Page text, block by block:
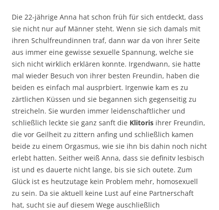
Die 22-jährige Anna hat schon früh für sich entdeckt, dass
sie nicht nur auf Männer steht. Wenn sie sich damals mit
ihren Schulfreundinnen traf, dann war da von ihrer Seite
aus immer eine gewisse sexuelle Spannung, welche sie
sich nicht wirklich erklären konnte. Irgendwann, sie hatte
mal wieder Besuch von ihrer besten Freundin, haben die
beiden es einfach mal ausprbiert. Irgenwie kam es zu
zärtlichen Küssen und sie begannen sich gegenseitig zu
streicheln. Sie wurden immer leidenschaftlicher und
schließlich leckte sie ganz sanft die Klitoris ihrer Freundin,
die vor Geilheit zu zittern anfing und schließlich kamen
beide zu einem Orgasmus, wie sie ihn bis dahin noch nicht
erlebt hatten. Seither weiß Anna, dass sie definitv lesbisch
ist und es dauerte nicht lange, bis sie sich outete. Zum
Glück ist es heutzutage kein Problem mehr, homosexuell
zu sein. Da sie aktuell keine Lust auf eine Partnerschaft
hat, sucht sie auf diesem Wege auschließlich